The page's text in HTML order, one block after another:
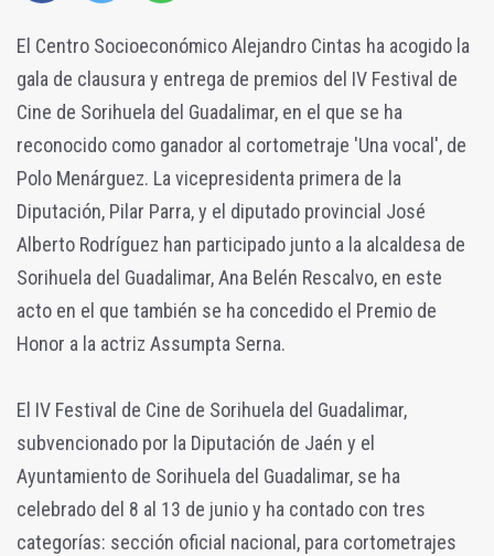
El Centro Socioeconómico Alejandro Cintas ha acogido la
gala de clausura y entrega de premios del IV Festival de
Cine de Sorihuela del Guadalimar, en el que se ha
reconocido como ganador al cortometraje 'Una vocal', de
Polo Menárguez. La vicepresidenta primera de la
Diputación, Pilar Parra, y el diputado provincial José
Alberto Rodríguez han participado junto a la alcaldesa de
Sorihuela del Guadalimar, Ana Belén Rescalvo, en este
acto en el que también se ha concedido el Premio de
Honor a la actriz Assumpta Serna.
El IV Festival de Cine de Sorihuela del Guadalimar,
subvencionado por la Diputación de Jaén y el
Ayuntamiento de Sorihuela del Guadalimar, se ha
celebrado del 8 al 13 de junio y ha contado con tres
categorías: sección oficial nacional, para cortometrajes